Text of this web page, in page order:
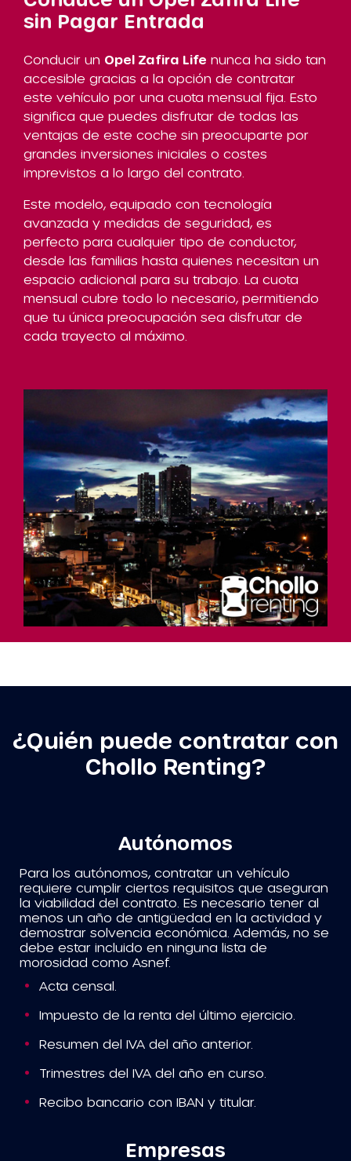
sin Pagar Entrada
Conducir un Opel Zafira Life nunca ha sido tan
accesible gracias a la opción de contratar
este vehículo por una cuota mensual fija. Esto
significa que puedes disfrutar de todas las
ventajas de este coche sin preocuparte por
grandes inversiones iniciales o costes
imprevistos a lo largo del contrato.
Este modelo, equipado con tecnología
avanzada y medidas de seguridad, es
perfecto para cualquier tipo de conductor,
desde las familias hasta quienes necesitan un
espacio adicional para su trabajo. La cuota
mensual cubre todo lo necesario, permitiendo
que tu única preocupación sea disfrutar de
cada trayecto al máximo.
¿Quién puede contratar con
Chollo Renting?
Autónomos
Para los autónomos, contratar un vehículo
requiere cumplir ciertos requisitos que aseguran
la viabilidad del contrato. Es necesario tener al
menos un año de antigüedad en la actividad y
demostrar solvencia económica. Además, no se
debe estar incluido en ninguna lista de
morosidad como Asnef.
Acta censal.
Impuesto de la renta del último ejercicio.
Resumen del IVA del año anterior.
Trimestres del IVA del año en curso.
Recibo bancario con IBAN y titular.
Empresas